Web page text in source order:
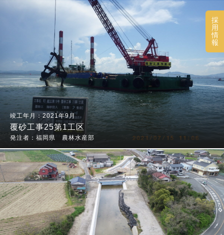
採
用
情
報
2021年9月
覆砂工事25第1工区
福岡県 農林水産部